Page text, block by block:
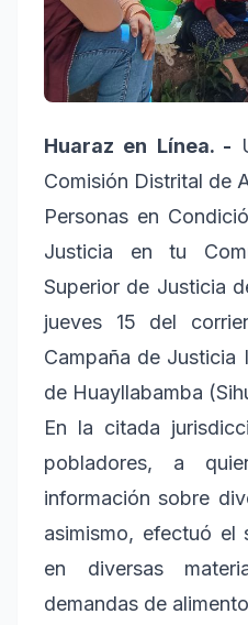
Huaraz en Línea. -
Comisión Distrital de
Personas en
Justicia en tu
Superior de Justicia
jueves 15 del
Campaña de Justicia
de Huayllabamba
En la citada
pobladores, a
información sobre
asimismo, efectuó el
en diversas
demandas de